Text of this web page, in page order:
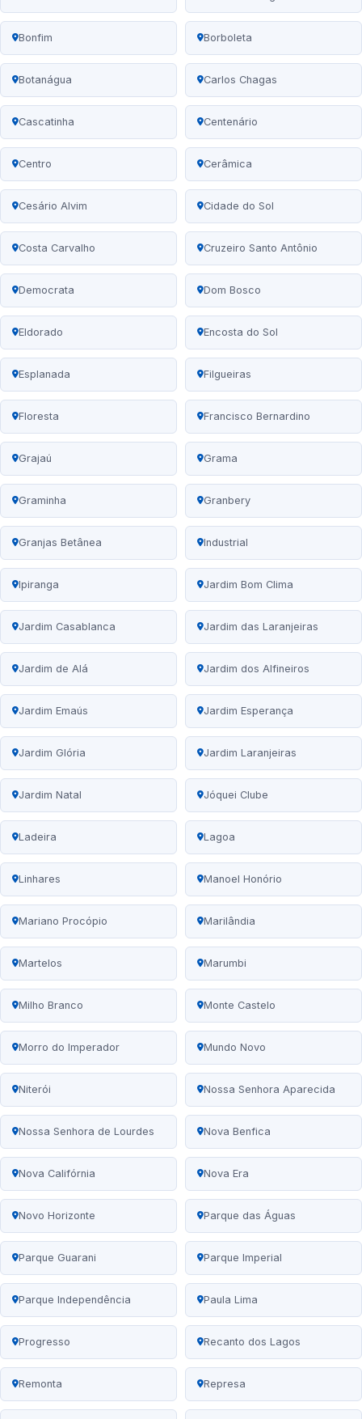
Bonfim Borboleta
Botanágua Carlos Chagas
Cascatinha Centenário
Centro Cerâmica
Cesário Alvim Cidade do Sol
Costa Carvalho Cruzeiro Santo Antônio
Democrata Dom Bosco
Eldorado Encosta do Sol
Esplanada Filgueiras
Floresta Francisco Bernardino
Grajaú Grama
Graminha Granbery
Granjas Betânea Industrial
Ipiranga Jardim Bom Clima
Jardim Casablanca Jardim das Laranjeiras
Jardim de Alá Jardim dos Alfineiros
Jardim Emaús Jardim Esperança
Jardim Glória Jardim Laranjeiras
Jardim Natal Jóquei Clube
Ladeira Lagoa
Linhares Manoel Honório
Mariano Procópio Marilândia
Martelos Marumbi
Milho Branco Monte Castelo
Morro do Imperador Mundo Novo
Niterói Nossa Senhora Aparecida
Nossa Senhora de Lourdes Nova Benfica
Nova Califórnia Nova Era
Novo Horizonte Parque das Águas
Parque Guarani Parque Imperial
Parque Independência Paula Lima
Progresso Recanto dos Lagos
Remonta Represa